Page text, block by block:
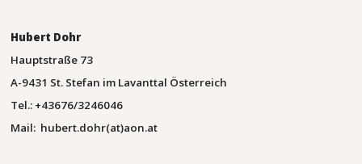
Hubert Dohr
Hauptstraße 73
A-9431 St. Stefan im Lavanttal Österreich
Tel.: +43676/3246046
Mail: hubert.dohr(at)aon.at